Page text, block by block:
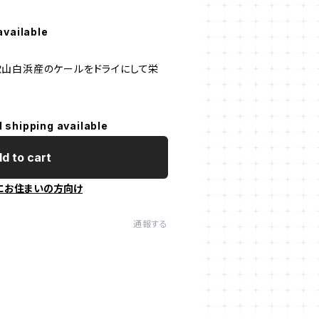
白浜産のケールをドライにして栄
shipping available
to cart
お住まいの方向け
通報する